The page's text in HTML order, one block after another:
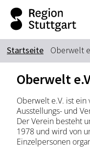
Suchbegriff
Das könnte Sie
Stadtführungen
Citytour
Startseite Oberwelt
Oberwelt
Oberwelt e.V. ist
Ausstellungs- und
Der Verein besteht
1978 und wird von
Einzelpersonen